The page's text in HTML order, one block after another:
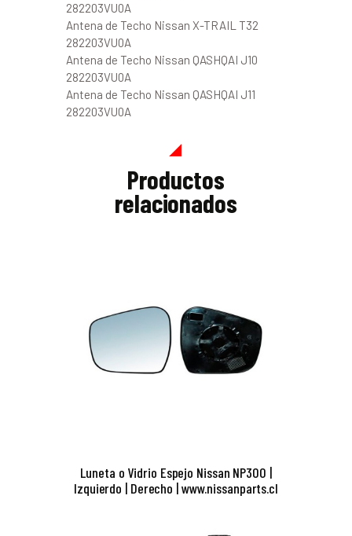
282203VU0A
Antena de Techo Nissan X-TRAIL T32
282203VU0A
Antena de Techo Nissan QASHQAI J10
282203VU0A
Antena de Techo Nissan QASHQAI J11
282203VU0A
Productos
relacionados
Luneta o Vidrio Espejo Nissan NP300 |
Izquierdo | Derecho | www.nissanparts.cl